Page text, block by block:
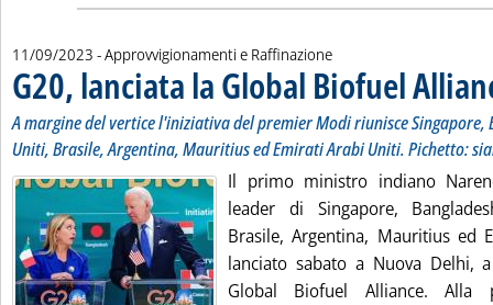
11/09/2023 - Approvvigionamenti e Raffinazione
G20, lanciata la Global Biofuel
A margine del vertice l'iniziativa del premier Modi riunisce Singapore,
Uniti, Brasile, Argentina, Mauritius ed Emirati Arabi Uniti. Pichetto:
Il primo ministro indiano
leader di Singapore,
Brasile, Argentina, Mauritius ed
lanciato sabato a Nuova Delhi,
Global Biofuel Alliance. Alla